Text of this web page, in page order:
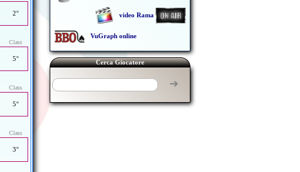
2°
Class
5°
Class
5°
Class
3°
video Rama
VuGraph online
Cerca Giocatore
➔